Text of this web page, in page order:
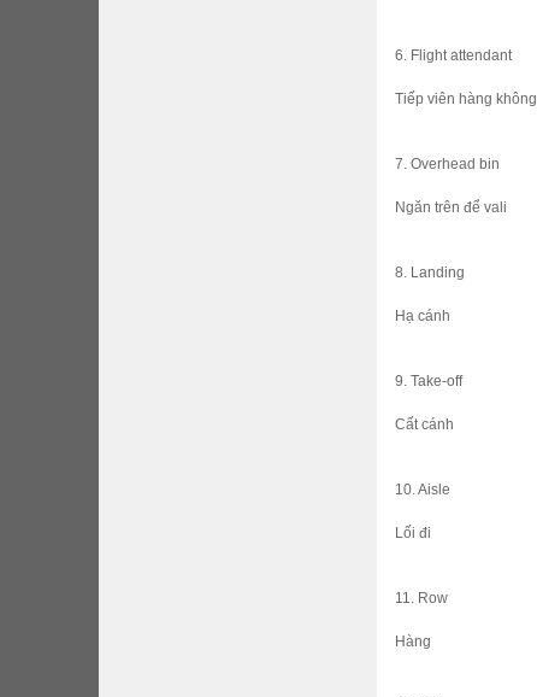
6. Flight attendant
Tiếp viên hàng không
7. Overhead bin
Ngăn trên để vali
8. Landing
Hạ cánh
9. Take-off
Cất cánh
10. Aisle
Lối đi
11. Row
Hàng